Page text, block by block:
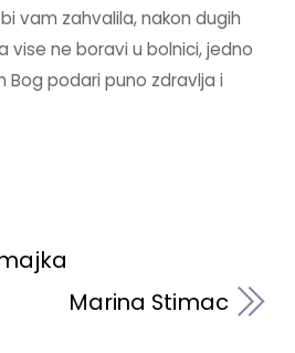
vam zahvalila, nakon dugih
vise ne boravi u bolnici, jedno
Bog podari puno zdravlja i
Marina Stimac